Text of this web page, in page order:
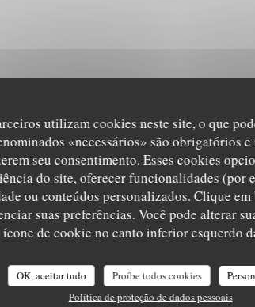
utilizam cookies neste site, o que
«necessários» são obrigatórios
seu consentimento. Esses cookies
do site, oferecer funcionalidades (por
ou conteúdos personalizados. Clique
suas preferências. Você pode alterar
de cookie no canto inferior esquerdo
OK, aceitar tudo Proíbe todos cookies
Política de proteção de dados pessoais